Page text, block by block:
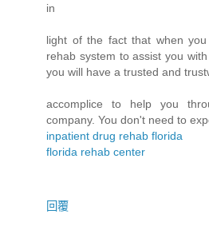
in
light of the fact that when
rehab system to assist you
you will have a trusted and
accomplice to help you
company. You don't need to
inpatient drug rehab florida
florida rehab center
回覆